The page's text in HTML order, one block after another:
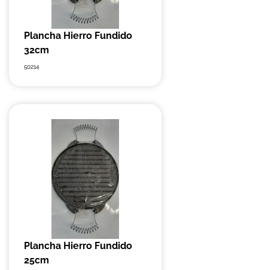
Plancha Hierro Fundido
32cm
50214
Plancha Hierro Fundido
25cm